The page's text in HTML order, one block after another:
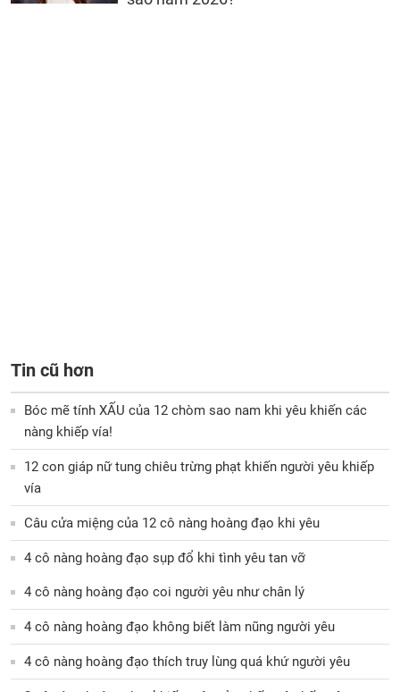
Tin cũ hơn
Bóc mẽ tính XẤU của 12 chòm sao nam khi yêu khiến các
nàng khiếp vía!
12 con giáp nữ tung chiêu trừng phạt khiến người yêu khiếp
vía
Câu cửa miệng của 12 cô nàng hoàng đạo khi yêu
4 cô nàng hoàng đạo sụp đổ khi tình yêu tan vỡ
4 cô nàng hoàng đạo coi người yêu như chân lý
4 cô nàng hoàng đạo không biết làm nũng người yêu
4 cô nàng hoàng đạo thích truy lùng quá khứ người yêu